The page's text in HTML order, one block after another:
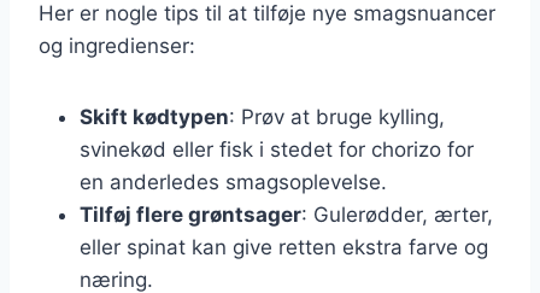
Her er nogle tips til at tilføje nye smagsnuancer
og ingredienser:
Skift kødtypen: Prøv at bruge kylling,
svinekød eller fisk i stedet for chorizo for
en anderledes smagsoplevelse.
Tilføj flere grøntsager: Gulerødder, ærter,
eller spinat kan give retten ekstra farve og
næring.